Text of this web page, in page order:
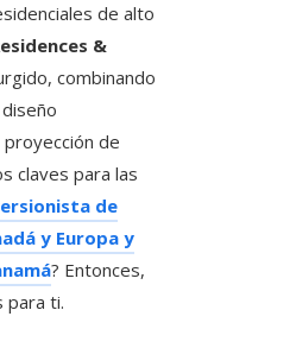
de alto
&
combinando
de
claves para las
de
y Europa y
? Entonces,
para ti.